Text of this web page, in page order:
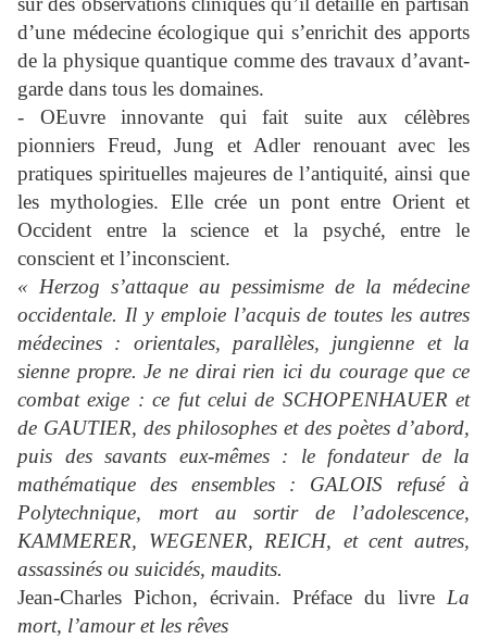
d’une médecine écologique qui s’enrichit des apports
de la physique quantique comme des travaux d’avant-
garde dans tous les domaines.
- OEuvre innovante qui fait suite aux célèbres
pionniers Freud, Jung et Adler renouant avec les
pratiques spirituelles majeures de l’antiquité, ainsi que
les mythologies. Elle crée un pont entre Orient et
Occident entre la science et la psyché, entre le
conscient et l’inconscient.
« Herzog s’attaque au pessimisme de la médecine
occidentale. Il y emploie l’acquis de toutes les autres
médecines : orientales, parallèles, jungienne et la
sienne propre. Je ne dirai rien ici du courage que ce
combat exige : ce fut celui de SCHOPENHAUER et
de GAUTIER, des philosophes et des poètes d’abord,
puis des savants eux-mêmes : le fondateur de la
mathématique des ensembles : GALOIS refusé à
Polytechnique, mort au sortir de l’adolescence,
KAMMERER, WEGENER, REICH, et cent autres,
assassinés ou suicidés, maudits.
Jean-Charles Pichon, écrivain. Préface du livre La
mort, l’amour et les rêves